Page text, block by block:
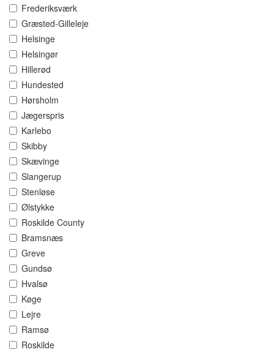
Frederiksværk
Græsted-Gilleleje
Helsinge
Helsingør
Hillerød
Hundested
Hørsholm
Jægerspris
Karlebo
Skibby
Skævinge
Slangerup
Stenløse
Ølstykke
Roskilde County
Bramsnæs
Greve
Gundsø
Hvalsø
Køge
Lejre
Ramsø
Roskilde